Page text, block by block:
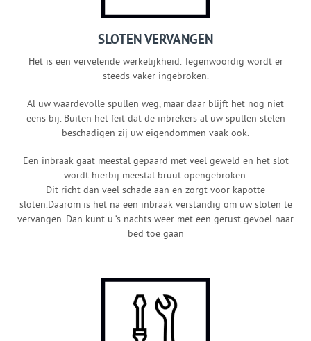
SLOTEN VERVANGEN
Het is een vervelende werkelijkheid. Tegenwoordig wordt er
steeds vaker ingebroken.
Al uw waardevolle spullen weg, maar daar blijft het nog niet
eens bij. Buiten het feit dat de inbrekers al uw spullen stelen
beschadigen zij uw eigendommen vaak ook.
Een inbraak gaat meestal gepaard met veel geweld en het slot
wordt hierbij meestal bruut opengebroken.
Dit richt dan veel schade aan en zorgt voor kapotte
sloten.Daarom is het na een inbraak verstandig om uw sloten te
vervangen. Dan kunt u ‘s nachts weer met een gerust gevoel naar
bed toe gaan